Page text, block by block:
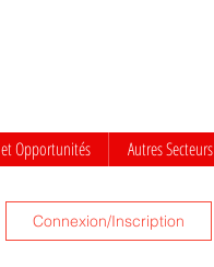
Opportunités Autres Secteurs
Connexion/Inscription